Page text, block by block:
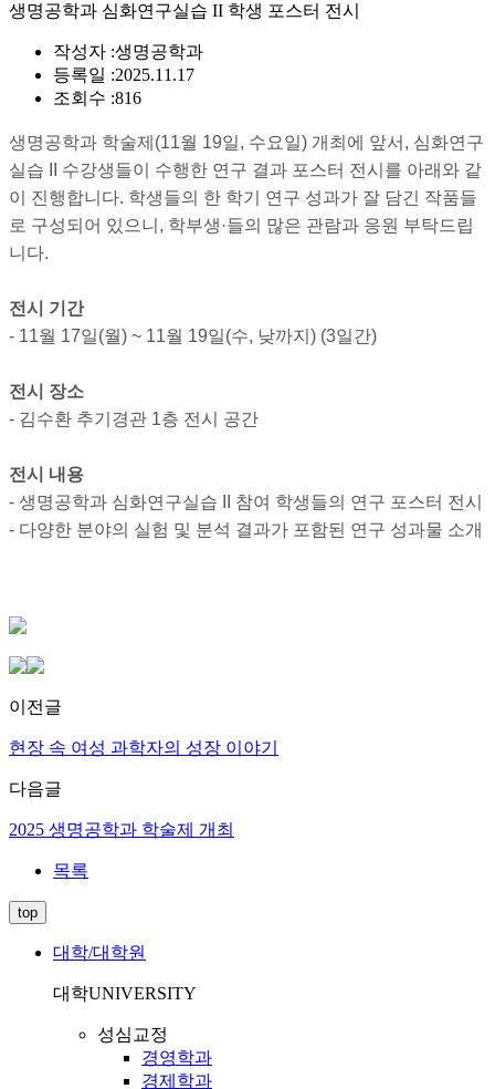
생명공학과 심화연구실습 II 학생 포스터 전시
작성자 :생명공학과
등록일 :2025.11.17
조회수 :816
생명공학과 학술제 (11월 19일, 수요일) 개최에 앞서 , 심화연구
실습
수강생들이 수행한 연구 결과 포스터 전시를 아래와 같
이 진행합니다. 학생들의 한 학기 연구 성과가 잘 담긴 작품들
로 구성되어 있으니 , 학부생 ·들의 많은 관람과 응원 부탁드립
니다.
전시 기간
- 11월 17일(월) ~ 11월 19일(수, 낮까지) (3일간)
전시 장소
- 김수환 추기경관 1층 전시 공간
전시 내용
- 생명공학과 심화연구실습
참여 학생들의 연구 포스터 전시
- 다양한 분야의 실험 및 분석 결과가 포함된 연구 성과물 소개
이전글
현장 속 여성 과학자의 성장 이야기
다음글
2025 생명공학과 학술제 개최
목록
top
대학/대학원
대학UNIVERSITY
성심교정
경영학과
경제학과